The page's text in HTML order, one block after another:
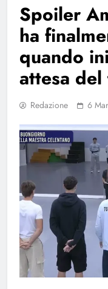
Spoiler
ha
quando
attesa
Redazione 6